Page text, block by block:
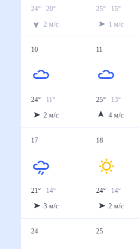
24° 20
2 м/с
25° 15°
1 м/с
10
24° 11°
2 м/с
11
25° 13°
4 м/с
17
21° 14°
3 м/с
18
24° 14°
2 м/с
24 25